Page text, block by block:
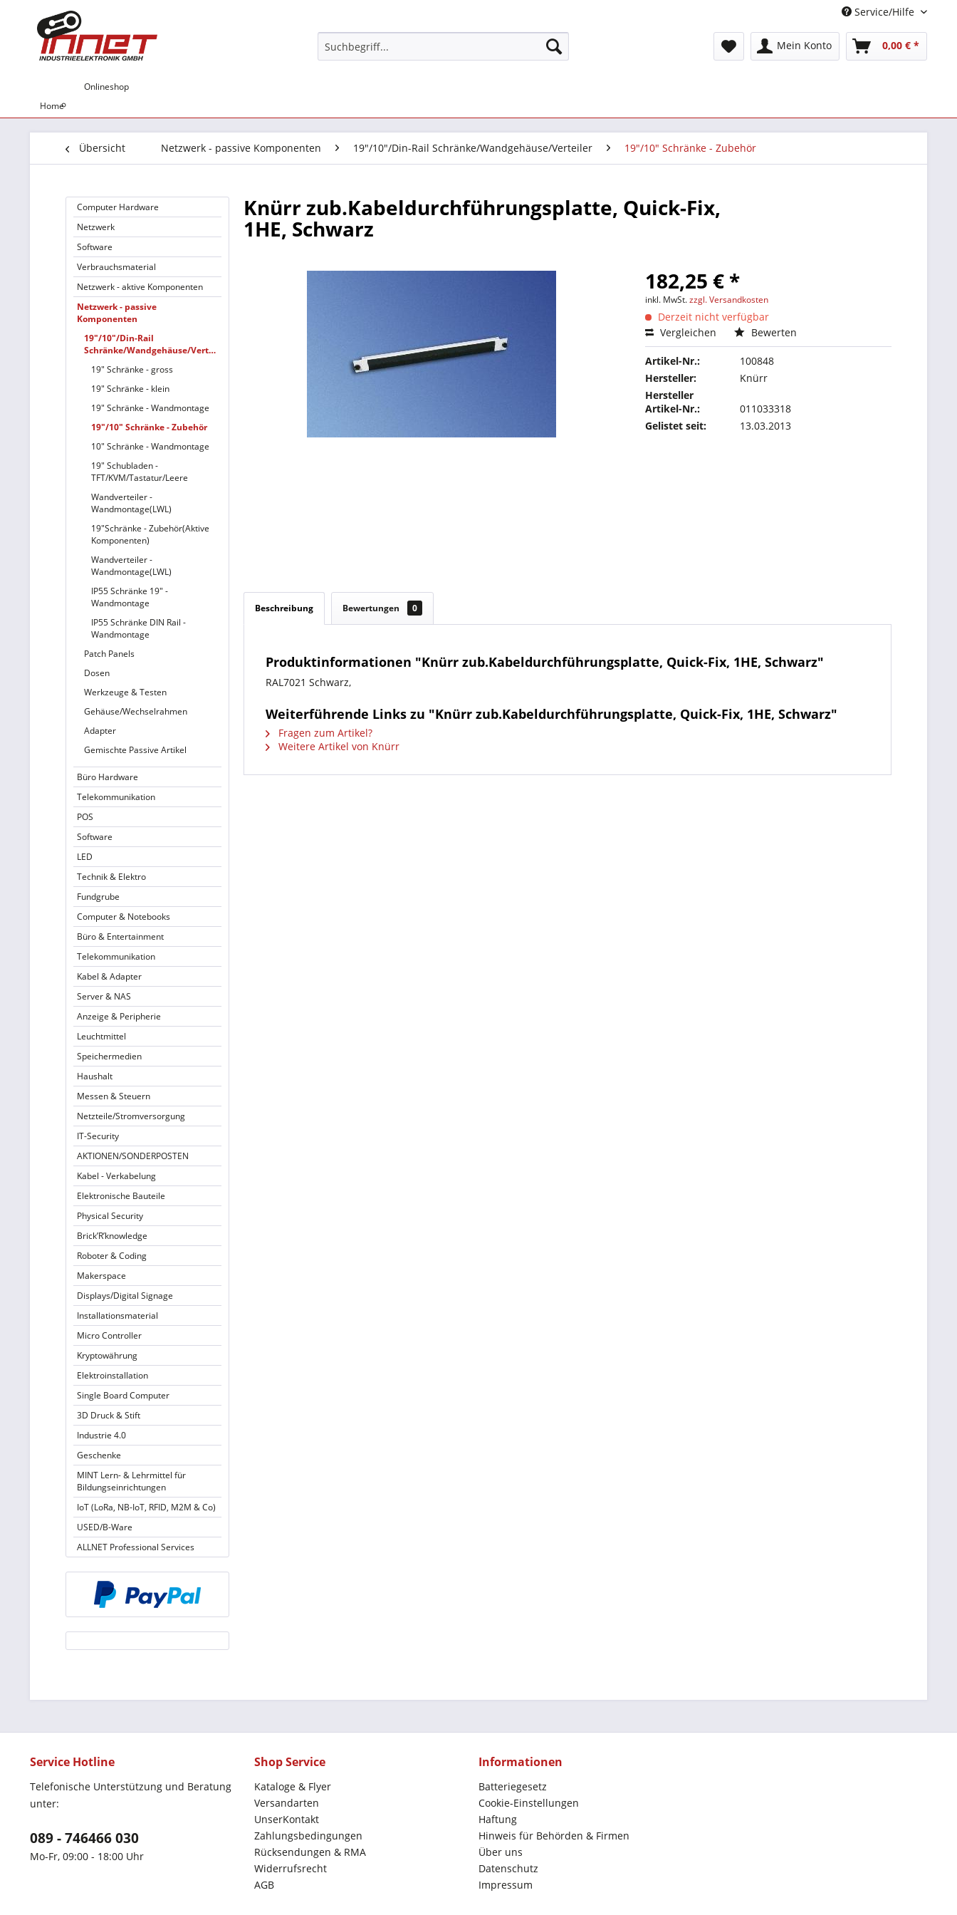
Service/Hilfe
Mein Konto 0,00 € *
Home
Onlineshop
Übersicht Netzwerk - passive Komponenten 19"/10"/Din-Rail Schränke/Wandgehäuse/Verteiler 19"/10" Schränke - Zubehör
Computer Hardware
Netzwerk
Software
Verbrauchsmaterial
Netzwerk - aktive Komponenten
Netzwerk - passive
Komponenten
19"/10"/Din-Rail
Schränke/Wandgehäuse/Verteiler
19" Schränke - gross
19" Schränke - klein
19" Schränke - Wandmontage
19"/10" Schränke - Zubehör
10" Schränke - Wandmontage
19" Schubladen -
TFT/KVM/Tastatur/Leere
Wandverteiler -
Wandmontage(LWL)
19"Schränke - Zubehör(Aktive
Komponenten)
Wandverteiler -
Wandmontage(LWL)
IP55 Schränke 19" -
Wandmontage
IP55 Schränke DIN Rail -
Wandmontage
Patch Panels
Dosen
Werkzeuge & Testen
Gehäuse/Wechselrahmen
Adapter
Gemischte Passive Artikel
Büro Hardware
Telekommunikation
POS
Software
LED
Technik & Elektro
Fundgrube
Computer & Notebooks
Büro & Entertainment
Telekommunikation
Kabel & Adapter
Server & NAS
Anzeige & Peripherie
Leuchtmittel
Speichermedien
Haushalt
Messen & Steuern
Netzteile/Stromversorgung
IT-Security
AKTIONEN/SONDERPOSTEN
Kabel - Verkabelung
Elektronische Bauteile
Physical Security
Brick’R’knowledge
Roboter & Coding
Makerspace
Displays/Digital Signage
Installationsmaterial
Micro Controller
Kryptowährung
Elektroinstallation
Single Board Computer
3D Druck & Stift
Industrie 4.0
Geschenke
MINT Lern- & Lehrmittel für
Bildungseinrichtungen
IoT (LoRa, NB-IoT, RFID, M2M & Co)
USED/B-Ware
ALLNET Professional Services
Knürr zub.Kabeldurchführungsplatte, Quick-Fix,
1HE, Schwarz
182,25 € *
inkl. MwSt.zzgl. Versandkosten
Derzeit nicht verfügbar
Vergleichen
Bewerten
Artikel-Nr.:
100848
Hersteller:
Knürr
Hersteller
Artikel-Nr.:
011033318
Gelistet seit:
13.03.2013
Beschreibung Bewertungen 0
Produktinformationen "Knürr zub.Kabeldurchführungsplatte, Quick-Fix, 1HE, Schwarz"
RAL7021 Schwarz,
Weiterführende Links zu "Knürr zub.Kabeldurchführungsplatte, Quick-Fix, 1HE, Schwarz"
Fragen zum Artikel?
Weitere Artikel von Knürr
Service Hotline
Telefonische Unterstützung und Beratung
unter:
089 - 746466 030
Mo-Fr, 09:00 - 18:00 Uhr
Shop Service
Kataloge & Flyer
Versandarten
UnserKontakt
Zahlungsbedingungen
Rücksendungen & RMA
Widerrufsrecht
AGB
Informationen
Batteriegesetz
Cookie-Einstellungen
Haftung
Hinweis für Behörden & Firmen
Über uns
Datenschutz
Impressum